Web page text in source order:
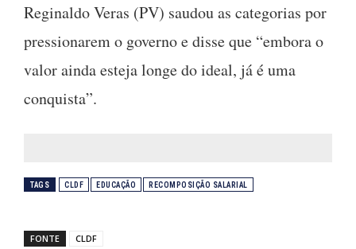
Reginaldo Veras (PV) saudou as categorias por
pressionarem o governo e disse que “embora o
valor ainda esteja longe do ideal, já é uma
conquista”.
TAGS CLDF EDUCAÇÃO RECOMPOSIÇÃO SALARIAL
FONTE CLDF